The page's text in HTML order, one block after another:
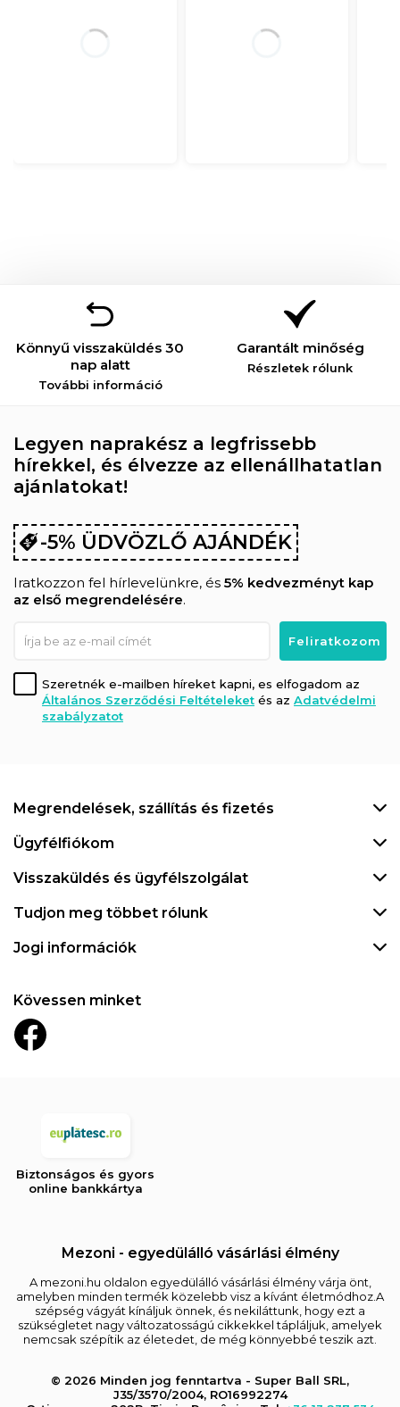
Könnyű visszaküldés 30
nap alatt
További információ
Garantált minőség
Részletek rólunk
Legyen naprakész a legfrissebb
hírekkel, és élvezze az ellenállhatatlan
ajánlatokat!
-5% ÜDVÖZLŐ AJÁNDÉK
Iratkozzon fel hírlevelünkre, és 5% kedvezményt kap
az első megrendelésére.
Szeretnék e-mailben híreket kapni, es elfogadom az
Általános Szerződési Feltételeket és az Adatvédelmi
szabályzatot
Megrendelések, szállítás és fizetés
Ügyfélfiókom
Visszaküldés és ügyfélszolgálat
Tudjon meg többet rólunk
Jogi információk
Kövessen minket
Biztonságos és gyors
online bankkártya
Mezoni - egyedülálló vásárlási élmény
A mezoni.hu oldalon egyedülálló vásárlási élmény várja önt,
amelyben minden termék közelebb visz a kívánt életmódhoz.A
szépség vágyát kínáljuk önnek, és nekiláttunk, hogy ezt a
szükségletet nagy változatosságú cikkekkel tápláljuk, amelyek
nemcsak szépítik az életedet, de még könnyebbé teszik azt.
© 2026 Minden jog fenntartva - Super Ball SRL,
J35/3570/2004, RO16992274